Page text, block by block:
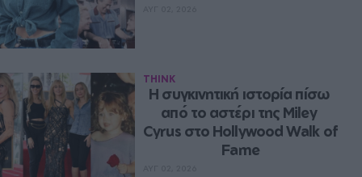
THINK
Η συγκινητική ιστορία πίσω
από το αστέρι της Miley
Cyrus στο Hollywood Walk of
Fame